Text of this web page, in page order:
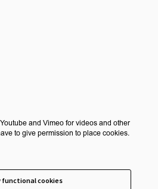
and Vimeo for videos and other
to give permission to place cookies.
functional cookies